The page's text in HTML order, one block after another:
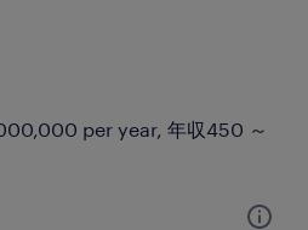
per year, 年収450 ～